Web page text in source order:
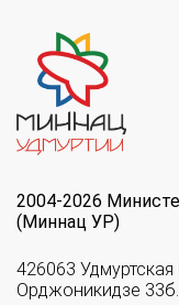
2004-2026
(Миннац УР)
426063
Орджоникидзе